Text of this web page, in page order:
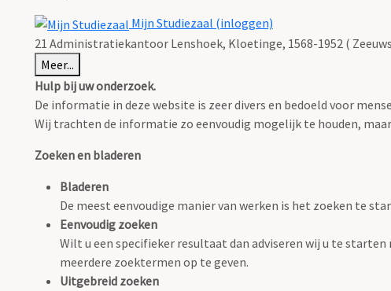
Mijn Studiezaal (inloggen)
21 Administratiekantoor Lenshoek, Kloetinge, 1568-1952 (
Meer...
Hulp bij uw onderzoek.
De informatie in deze website is zeer divers en bedoeld voor
Wij trachten de informatie zo eenvoudig mogelijk te houden,
Zoeken en bladeren
Bladeren
De meest eenvoudige manier van werken is het zoeken te
Eenvoudig zoeken
Wilt u een specifieker resultaat dan adviseren wij u te
meerdere zoektermen op te geven.
Uitgebreid zoeken